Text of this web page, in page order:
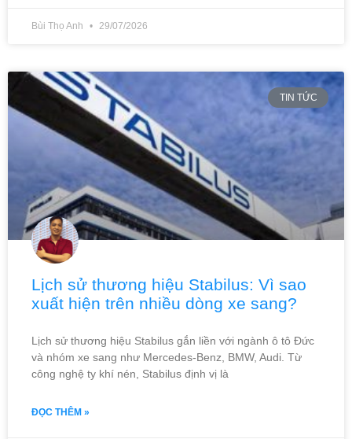
Bùi Thọ Anh 29/07/2026
TIN TỨC
Lịch sử thương hiệu Stabilus: Vì sao
xuất hiện trên nhiều dòng xe sang?
Lịch sử thương hiệu Stabilus gắn liền với ngành ô tô Đức
và nhóm xe sang như Mercedes-Benz, BMW, Audi. Từ
công nghệ ty khí nén, Stabilus định vị là
ĐỌC THÊM »